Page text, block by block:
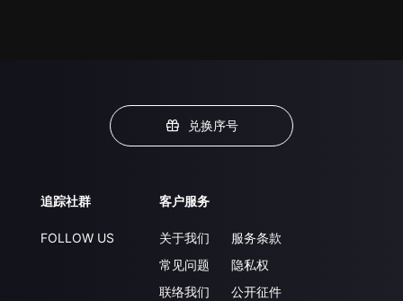
兑换序号
追踪社群
FOLLOW US
客户服务
关于我们
常见问题
联络我们
服务条款
隐私权
公开征件